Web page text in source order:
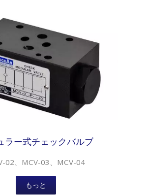
ラー式チェックバルブ
02、MCV-03、MCV-04
もっと